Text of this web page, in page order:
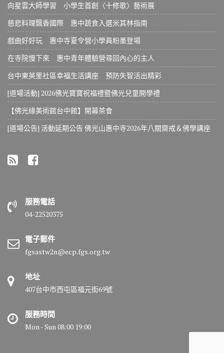
向星雲大師學習 小學生首創〈十修歌〉藝術展
慈悲料理飄香國際 惠中蔬食入選米其林指南
戲曲好好玩 惠中寺夏令營小學員粉墨登場
在寺院慢下來 惠中青年體驗營尋回內心的主人
台中東英里社區幸福生活講座 預防失智活出精彩
[道場活動] 2026佛光寶寶祝福禮暨佛光兒童開學禮
【佛光緣美術館台中館】開幕茶會
[道場公告] 活動延期公告 佛光山惠中寺2026年八關齋戒＆佛學講座
服務電話
04-22520375
電子郵件
fgsastw2n@ecp.fgs.org.tw
地址
407台中市西屯區福元街69號
服務時間
Mon - Sun 08:00 19:00